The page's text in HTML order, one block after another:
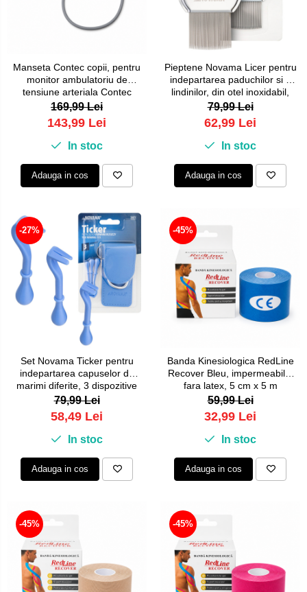
Pulsoximetre
Pulsoximetre de deget
Accesorii
Monitorizare medicala
Stetoscoape
Accesorii spirometre
Comprese sterile
Ser fiziologic
Suporturi ortopedice si orteze
Diverse
Uscatoare si perii electrice
Perii electrice
Articole ingrijire copii
Aspiratoare nazale
Pompe de san
Incalzitoare si sterilizatoare
Diverse
Manseta Contec copii, pentru
monitor ambulatoriu de
tensiune arteriala Contec
ABPM50 de tip NIBP Holter,
18-26 cm
169,99 Lei
143,99 Lei
In stoc
Adauga in cos
Pieptene Novama Licer pentru
indepartarea paduchilor si a
lindinilor, din otel inoxidabil,
dinti lungi, 50 x 50 mm
79,99 Lei
62,99 Lei
In stoc
Adauga in cos
-27%
Set Novama Ticker pentru
indepartarea capuselor de
marimi diferite, 3 dispozitive
cu forma de carlig, etui
79,99 Lei
58,49 Lei
In stoc
Adauga in cos
-45%
Banda Kinesiologica RedLine
Recover Bleu, impermeabila,
fara latex, 5 cm x 5 m
59,99 Lei
32,99 Lei
In stoc
Adauga in cos
-45% -45%